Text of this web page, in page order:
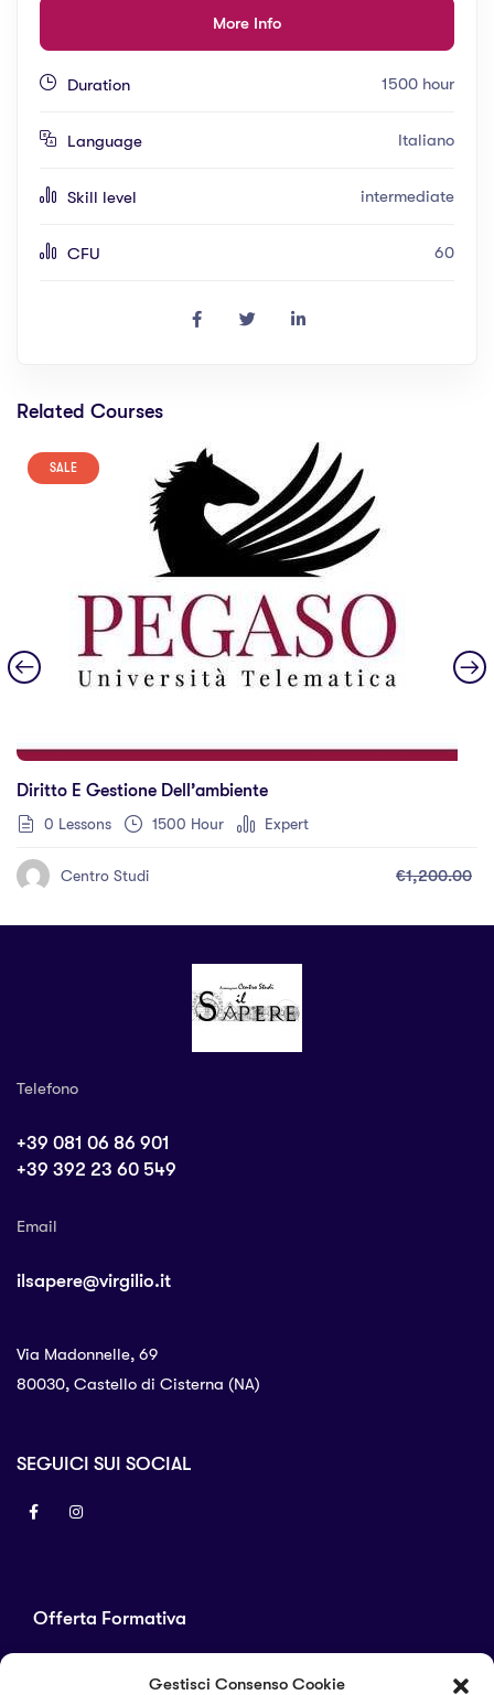
Gestisci Consenso Cookie
More Info
Duration 1500 hour
Language Italiano
Skill level intermediate
CFU 60
Related Courses
SALE
Diritto E Gestione Dell’ambiente
0 Lessons 1500 Hour Expert
Centro Studi €1,200.00
Offerta Formativa
Telefono
+39 081 06 86 901
+39 392 23 60 549
Email
ilsapere@virgilio.it
Via Madonnelle, 69
80030, Castello di Cisterna (NA)
SEGUICI SUI SOCIAL